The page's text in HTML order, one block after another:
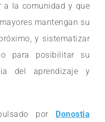
a la comunidad y que
mantengan su
y sistematizar
para posibilitar su
del aprendizaje y
por Donostia